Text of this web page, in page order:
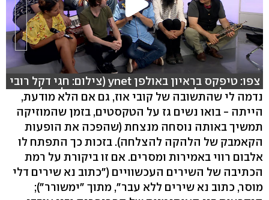
צפו: טיפקס בראיון באולפן ynet (צילום: חגי דקל רובי
שביט אלי סגל אופיר גונן עריכה: אמיר סולומון)
נדמה לי שהתשובה של קובי אוז, גם אם הלא מודעת,
הייתה - בואו נשים גז על הטקסטים, בזמן שהמוזיקה
תמשיך באותה נוסחה מנצחת (שהפכה את הופעות
הקאמבק של הלהקה להצלחה). בזכות כך התפתח לו
אלבום רווי באמירות ומסרים. אם זו ביקורת על רמת
הכתיבה של השירים העכשוויים ("כתוב נא שירים דלי
מוסר, כתוב נא שירים ללא עבר", מתוך "ימשורר");